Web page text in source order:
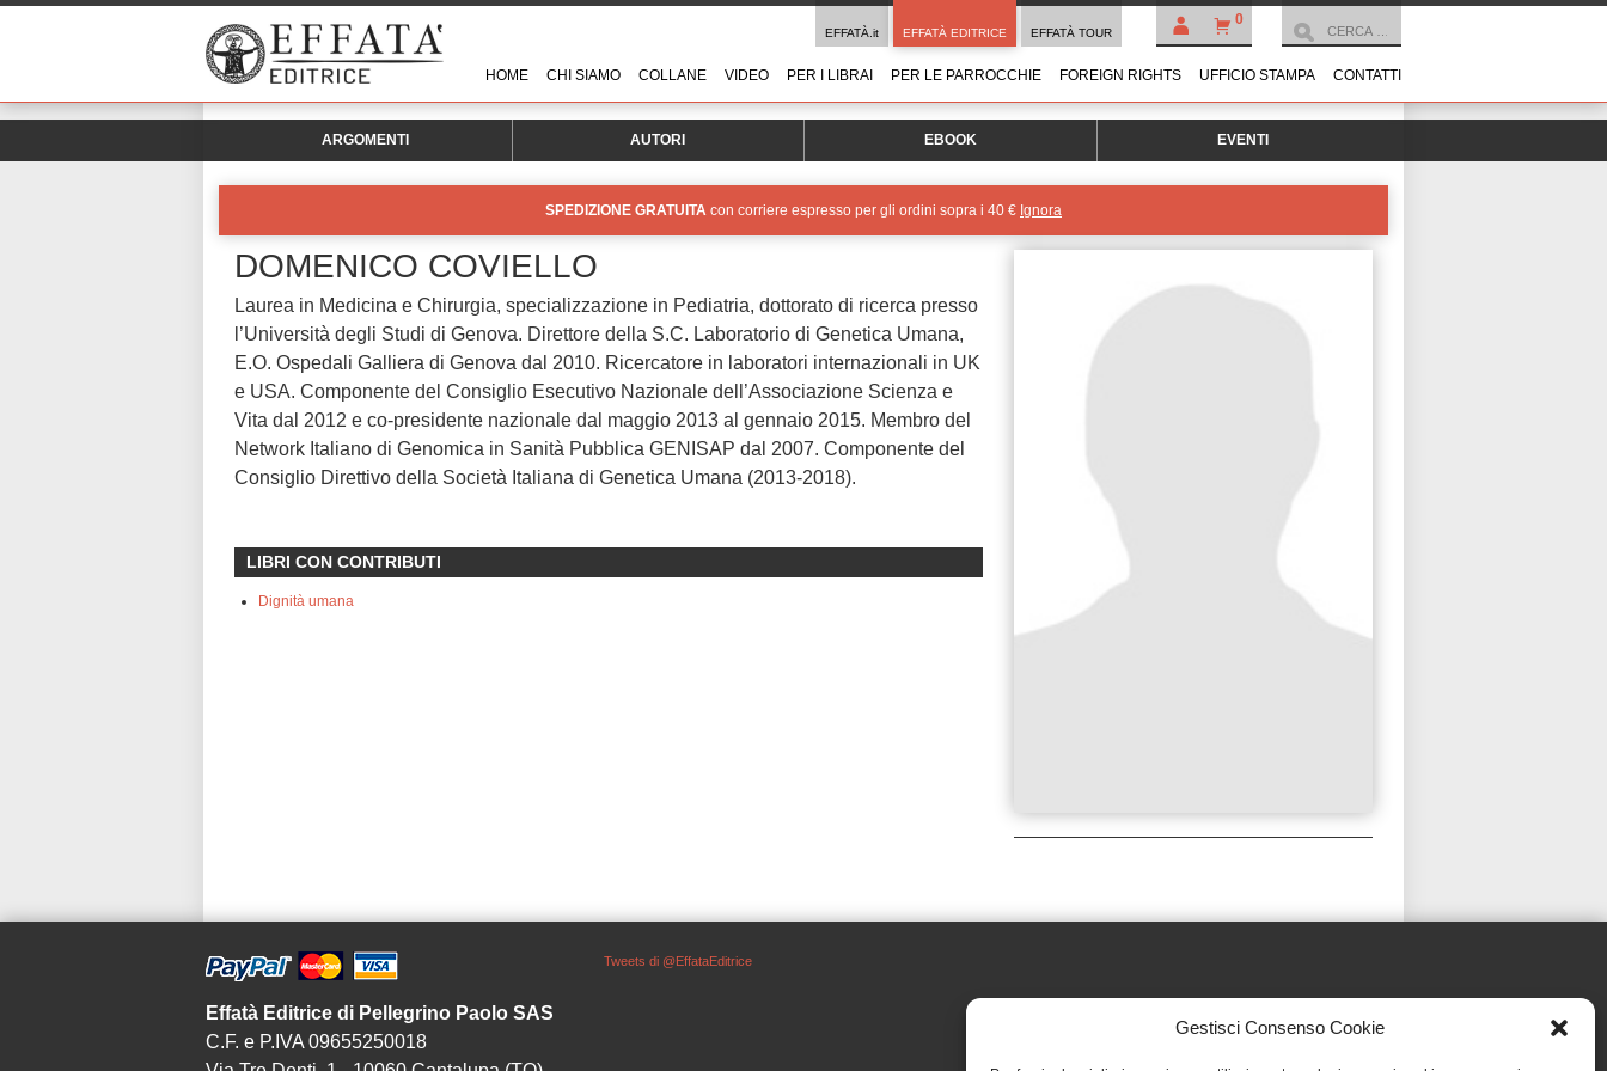
Gestisci Consenso Cookie
0
EFFATÀ.it EFFATÀ EDITRICE EFFATÀ TOUR
HOME CHI SIAMO COLLANE VIDEO PER I LIBRAI PER LE PARROCCHIE FOREIGN RIGHTS UFFICIO STAMPA CONTATTI
ARGOMENTI AUTORI EBOOK EVENTI
SPEDIZIONE GRATUITA con corriere espresso per gli ordini sopra i 40 € Ignora
DOMENICO COVIELLO
Laurea in Medicina e Chirurgia, specializzazione in Pediatria, dottorato di ricerca presso
l’Università degli Studi di Genova. Direttore della S.C. Laboratorio di Genetica Umana,
E.O. Ospedali Galliera di Genova dal 2010. Ricercatore in laboratori internazionali in UK
e USA. Componente del Consiglio Esecutivo Nazionale dell’Associazione Scienza e
Vita dal 2012 e co-presidente nazionale dal maggio 2013 al gennaio 2015. Membro del
Network Italiano di Genomica in Sanità Pubblica GENISAP dal 2007. Componente del
Consiglio Direttivo della Società Italiana di Genetica Umana (2013-2018).
LIBRI CON CONTRIBUTI
Dignità umana
Effatà Editrice di Pellegrino Paolo SAS
C.F. e P.IVA 09655250018
Tweets di @EffataEditrice